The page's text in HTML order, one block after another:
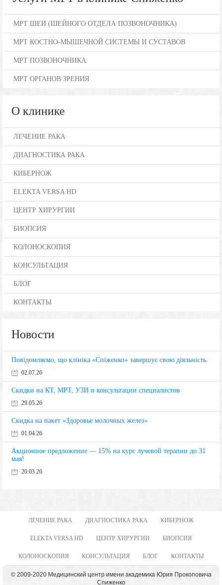
МРТ ШЕИ (ШЕЙНОГО ОТДЕЛА ПОЗВОНОЧНИКА)
МРТ КОСТНО-МЫШЕЧНОЙ СИСТЕМЫ И СУСТАВОВ
МРТ ПОЗВОНОЧНИКА
МРТ ОРГАНОВ ЗРЕНИЯ
О клинике
ЛЕЧЕНИЕ РАКА
ДИАГНОСТИКА РАКА
КИБЕРНОЖ
ELEKTA VERSA HD
ЦЕНТР ХИРУРГИИ
БИОПСИЯ
КОЛОНОСКОПИЯ
КОНСУЛЬТАЦИЯ
БЛОГ
КОНТАКТЫ
Новости
Повідомляємо, що клініка «Спіженко» завершує свою діяльність.
02.07.26
Скидки на КТ, МРТ, УЗИ и консультации специалистов
29.05.26
Скидка на пакет «Здоровье молочных желез»
01.04.26
Акционное предложение — 15% на курс лучевой терапии до 31
мая!
20.03.26
ЛЕЧЕНИЕ РАКА ДИАГНОСТИКА РАКА КИБЕРНОЖ
ELEKTA VERSA HD ЦЕНТР ХИРУРГИИ БИОПСИЯ
КОЛОНОСКОПИЯ КОНСУЛЬТАЦИЯ БЛОГ КОНТАКТЫ
© 2009-2020 Медицинский центр имени академика Юрия Прокоповича
Спиженко